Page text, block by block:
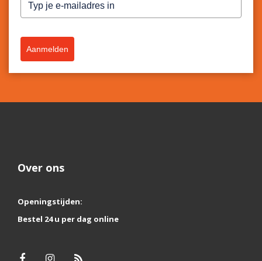
Aanmelden
Over ons
Openingstijden:
Bestel 24 u per dag online